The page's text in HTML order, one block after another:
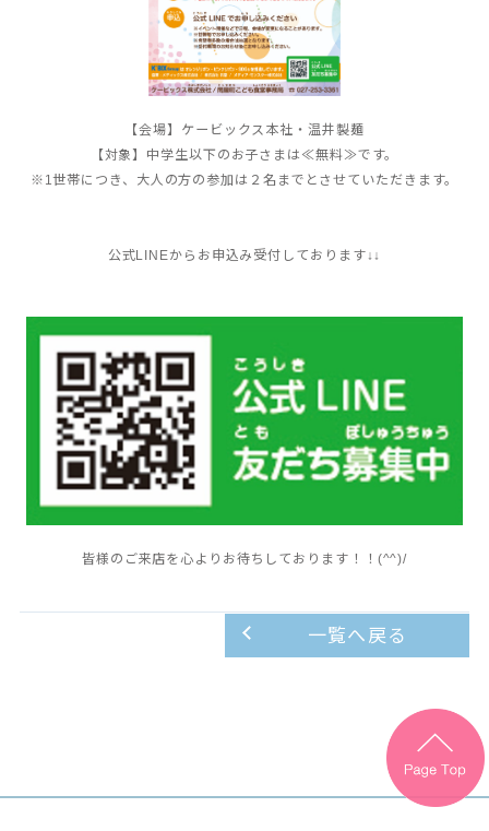
【会場】ケービックス本社・温井製麺
【対象】中学生以下のお子さまは≪無料≫です。
※1世帯につき、大人の方の参加は２名までとさせていただきます。
公式LINEからお申込み受付しております↓↓
皆様のご来店を心よりお待ちしております！！(^^)/
一覧へ戻る